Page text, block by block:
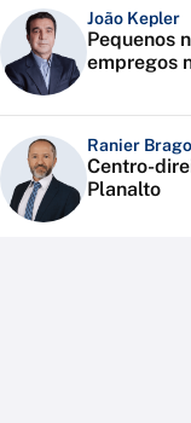
João Kepler
Pequenos
empregos
Ranier
Centro-
Planalto